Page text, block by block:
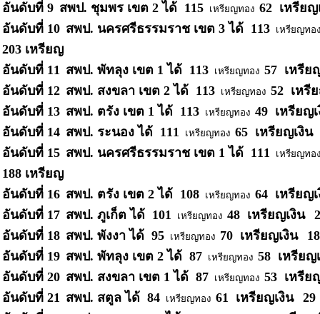
อันดับที่ 9 สพป. ชุมพร เขต 2 ได้ 115 เหรียญทอง 62 เหรีย
อันดับที่ 10 สพป. นครศรีธรรมราช เขต 3 ได้ 113 เหรียญท
203 เหรียญ
อันดับที่ 11 สพป. พัทลุง เขต 1 ได้ 113 เหรียญทอง 57 เหรีย
อันดับที่ 12 สพป. สงขลา เขต 2 ได้ 113 เหรียญทอง 52 เหรี
อันดับที่ 13 สพป. ตรัง เขต 1 ได้ 113 เหรียญทอง 49 เหรียญ
อันดับที่ 14 สพป. ระนอง ได้ 111 เหรียญทอง 65 เหรียญเงิน
อันดับที่ 15 สพป. นครศรีธรรมราช เขต 1 ได้ 111 เหรียญท
188 เหรียญ
อันดับที่ 16 สพป. ตรัง เขต 2 ได้ 108 เหรียญทอง 64 เหรียญ
อันดับที่ 17 สพป. ภูเก็ต ได้ 101 เหรียญทอง 48 เหรียญเงิน
อันดับที่ 18 สพป. พังงา ได้ 95 เหรียญทอง 70 เหรียญเงิน
อันดับที่ 19 สพป. พัทลุง เขต 2 ได้ 87 เหรียญทอง 58 เหรีย
อันดับที่ 20 สพป. สงขลา เขต 1 ได้ 87 เหรียญทอง 53 เหรีย
อันดับที่ 21 สพป. สตูล ได้ 84 เหรียญทอง 61 เหรียญเงิน